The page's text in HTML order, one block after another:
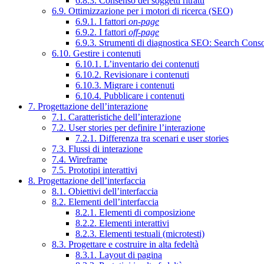
6.9. Ottimizzazione per i motori di ricerca (SEO)
6.9.1. I fattori on-page
6.9.2. I fattori off-page
6.9.3. Strumenti di diagnostica SEO: Search
6.10. Gestire i contenuti
6.10.1. L’inventario dei contenuti
6.10.2. Revisionare i contenuti
6.10.3. Migrare i contenuti
6.10.4. Pubblicare i contenuti
7. Progettazione dell’interazione
7.1. Caratteristiche dell’interazione
7.2. User stories per definire l’interazione
7.2.1. Differenza tra scenari e user stories
7.3. Flussi di interazione
7.4. Wireframe
7.5. Prototipi interattivi
8. Progettazione dell’interfaccia
8.1. Obiettivi dell’interfaccia
8.2. Elementi dell’interfaccia
8.2.1. Elementi di composizione
8.2.2. Elementi interattivi
8.2.3. Elementi testuali (microtesti)
8.3. Progettare e costruire in alta fedeltà
8.3.1. Layout di pagina